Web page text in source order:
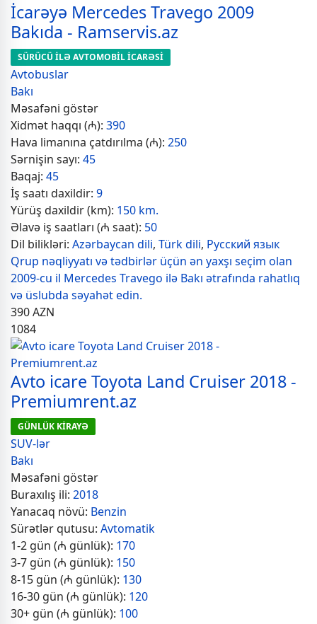
İcarəyə Mercedes Travego 2009
Bakıda - Ramservis.az
SÜRÜCÜ İLƏ AVTOMOBİL İCARƏSİ
Avtobuslar
Bakı
Məsafəni göstər
Xidmət haqqı (₼): 390
Hava limanına çatdırılma (₼): 250
Sərnişin sayı: 45
Baqaj: 45
İş saatı daxildir: 9
Yürüş daxildir (km): 150 km.
Əlavə iş saatları (₼ saat): 50
Dil bilikləri: Azərbaycan dili, Türk dili, Русский язык
Qrup nəqliyyatı və tədbirlər üçün ən yaxşı seçim olan
2009-cu il Mercedes Travego ilə Bakı ətrafında rahatlıq
və üslubda səyahət edin.
390AZN
1084
Avto icare Toyota Land Cruiser 2018 -
Premiumrent.az
GÜNLÜK KİRAYƏ
SUV-lər
Bakı
Məsafəni göstər
Buraxılış ili: 2018
Yanacaq növü: Benzin
Sürətlər qutusu: Avtomatik
1-2 gün (₼ günlük): 170
3-7 gün (₼ günlük): 150
8-15 gün (₼ günlük): 130
16-30 gün (₼ günlük): 120
30+ gün (₼ günlük): 100